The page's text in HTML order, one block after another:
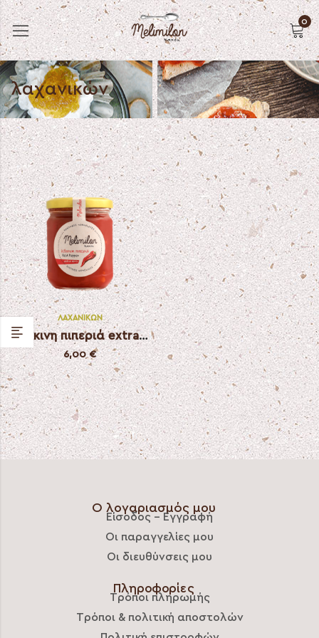
0
λαχανικών
ΛΑΧΑΝΙΚΏΝ
Κόκκινη πιπεριά extra spicy
6,00€
Ο λογαριασμός μου
Είσοδος – Εγγραφή
Οι παραγγελίες μου
Οι διευθύνσεις μου
Πληροφορίες
Τρόποι πληρωμής
Τρόποι & πολιτική αποστολών